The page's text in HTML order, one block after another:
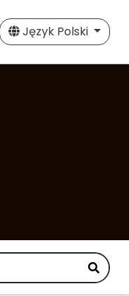
Język Polski